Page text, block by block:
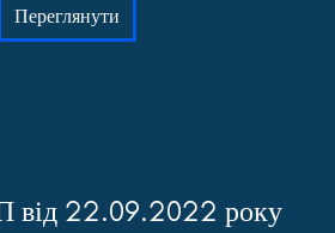
Переглянути
від 22.09.2022 року